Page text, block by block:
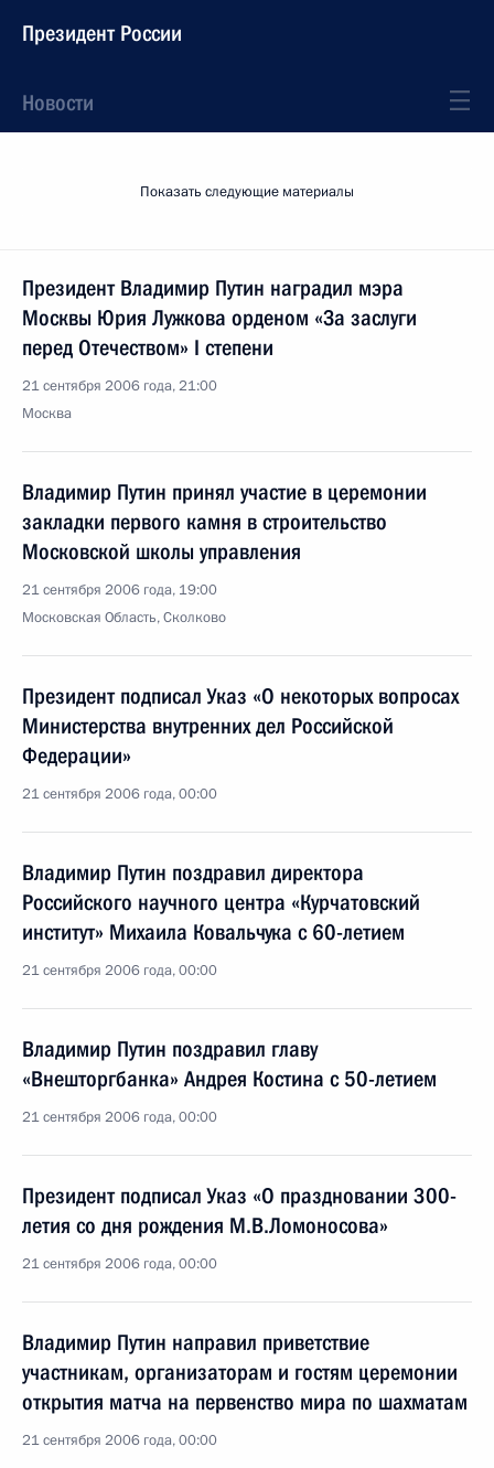
Президент России
Новости
Показать следующие материалы
Президент Владимир Путин наградил мэра
Москвы Юрия Лужкова орденом «За заслуги
перед Отечеством» I степени
21 сентября 2006 года, 21:00
Москва
Владимир Путин принял участие в церемонии
закладки первого камня в строительство
Московской школы управления
21 сентября 2006 года, 19:00
Московская Область, Сколково
Президент подписал Указ «О некоторых вопросах
Министерства внутренних дел Российской
Федерации»
21 сентября 2006 года, 00:00
Владимир Путин поздравил директора
Российского научного центра «Курчатовский
институт» Михаила Ковальчука с 60-летием
21 сентября 2006 года, 00:00
Владимир Путин поздравил главу
«Внешторгбанка» Андрея Костина с 50-летием
21 сентября 2006 года, 00:00
Президент подписал Указ «О праздновании 300-
летия со дня рождения М.В.Ломоносова»
21 сентября 2006 года, 00:00
Владимир Путин направил приветствие
участникам, организаторам и гостям церемонии
открытия матча на первенство мира по шахматам
21 сентября 2006 года, 00:00